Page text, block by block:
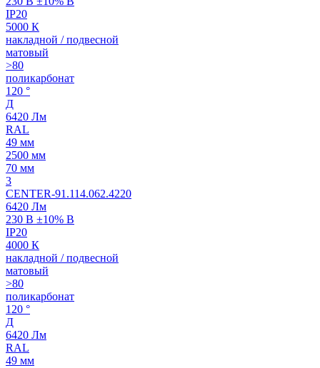
IP20
5000 К
накладной / подвесной
матовый
>80
поликарбонат
120 °
Д
6420 Лм
RAL
49 мм
2500 мм
70 мм
3
CENTER-91.114.062.4220
6420 Лм
230 В ±10% В
IP20
4000 К
накладной / подвесной
матовый
>80
поликарбонат
120 °
Д
6420 Лм
RAL
49 мм